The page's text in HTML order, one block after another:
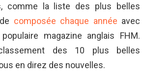
comme la liste des plus belles
composée chaque année avec
magazine anglais FHM.
des 10 plus belles
en direz des nouvelles.